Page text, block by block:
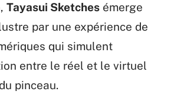
Tayasui Sketches émerge
par une expérience de
qui simulent
entre le réel et le virtuel
pinceau.